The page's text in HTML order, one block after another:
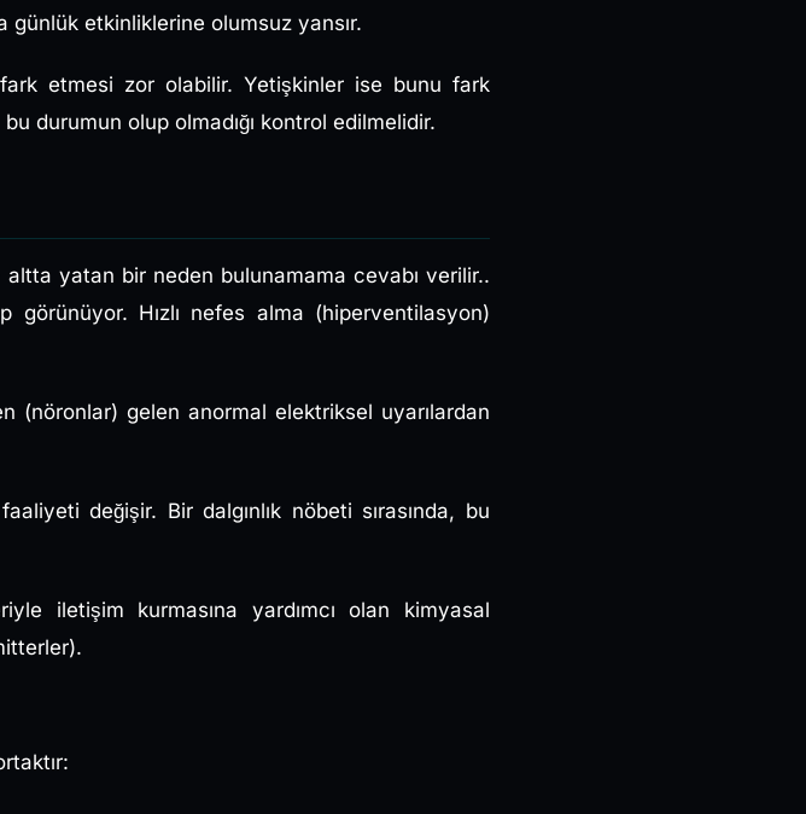
günlük etkinliklerine olumsuz yansır.
etmesi zor olabilir. Yetişkinler ise bunu fark
durumun olup olmadığı kontrol edilmelidir.
yatan bir neden bulunamama cevabı verilir..
görünüyor. Hızlı nefes alma (hiperventilasyon)
(nöronlar) gelen anormal elektriksel uyarılardan
değişir. Bir dalgınlık nöbeti sırasında, bu
iletişim kurmasına yardımcı olan kimyasal